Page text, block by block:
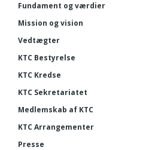
Fundament og værdier
Mission og vision
Vedtægter
KTC Bestyrelse
KTC Kredse
KTC Sekretariatet
Medlemskab af KTC
KTC Arrangementer
Presse